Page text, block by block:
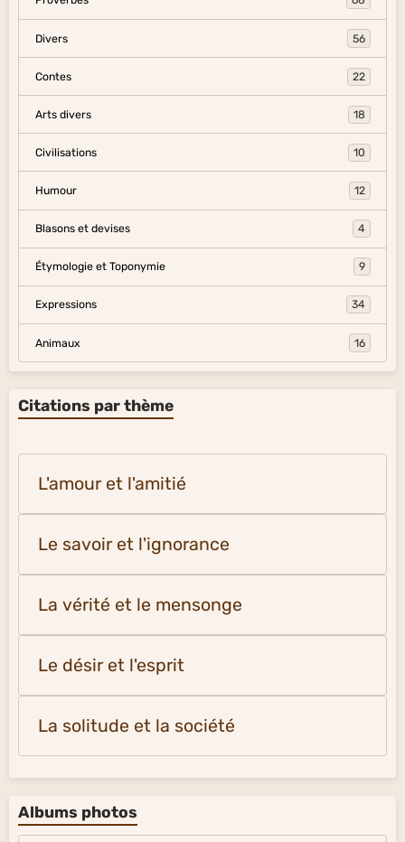
Divers 56
Contes 22
Arts divers 18
Civilisations 10
Humour 12
Blasons et devises 4
Étymologie et Toponymie 9
Expressions 34
Animaux 16
Citations par thème
L'amour et l'amitié
Le savoir et l'ignorance
La vérité et le mensonge
Le désir et l'esprit
La solitude et la société
Albums photos